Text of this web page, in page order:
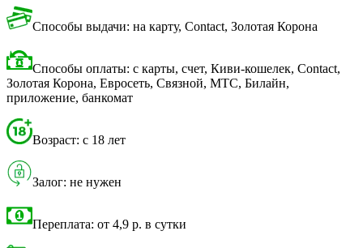
Способы выдачи: на карту, Contact, Золотая Корона
Способы оплаты: с карты, счет, Киви-кошелек, Contact,
Золотая Корона, Евросеть, Связной, МТС, Билайн,
приложение, банкомат
Возраст: с 18 лет
Залог: не нужен
Переплата: от 4,9 р. в сутки